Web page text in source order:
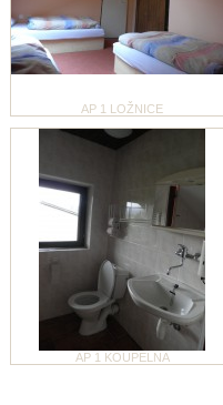
AP 1 LOŽNICE
AP 1 KOUPELNA